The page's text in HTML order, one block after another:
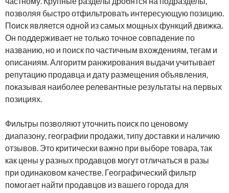
позволяя быстро отфильтровать интересующую позицию.
Поиск является одной из самых мощных функций движка.
Он поддерживает не только точное совпадение по
названию, но и поиск по частичным вхождениям, тегам и
описаниям. Алгоритм ранжирования выдачи учитывает
репутацию продавца и дату размещения объявления,
показывая наиболее релевантные результаты на первых
позициях.
Фильтры позволяют уточнить поиск по ценовому
диапазону, географии продажи, типу доставки и наличию
отзывов. Это критически важно при выборе товара, так
как цены у разных продавцов могут отличаться в разы
при одинаковом качестве. Географический фильтр
помогает найти продавцов из вашего города для